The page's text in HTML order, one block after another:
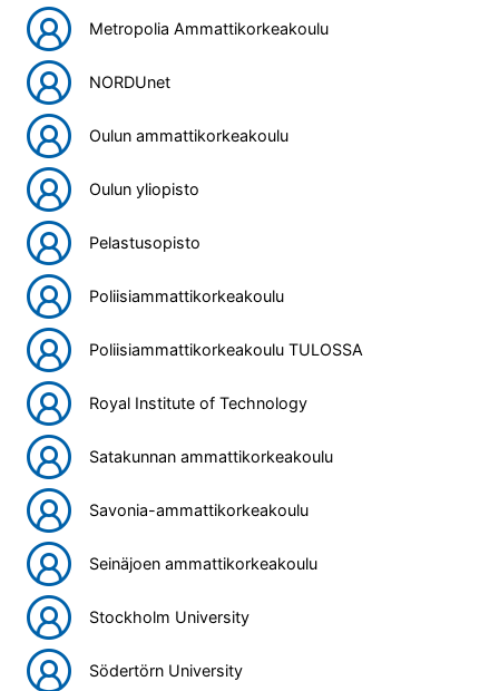
Metropolia Ammattikorkeakoulu
NORDUnet
Oulun ammattikorkeakoulu
Oulun yliopisto
Pelastusopisto
Poliisiammattikorkeakoulu
Poliisiammattikorkeakoulu TULOSSA
Royal Institute of Technology
Satakunnan ammattikorkeakoulu
Savonia-ammattikorkeakoulu
Seinäjoen ammattikorkeakoulu
Stockholm University
Södertörn University